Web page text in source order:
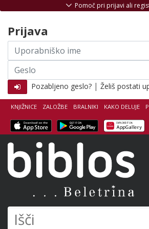
KNJIŽNICE ZALOŽBE BRALNIKI KAKO DELUJE
Pomoč pri prijavi ali
Prijava
Uporabniško
ime
Geslo
Pozabljeno geslo? | Želiš postati